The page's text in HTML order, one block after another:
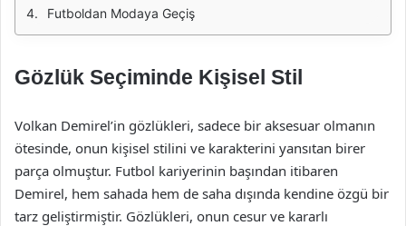
Futboldan Modaya Geçiş
Gözlük Seçiminde Kişisel Stil
Volkan Demirel’in gözlükleri, sadece bir aksesuar olmanın
ötesinde, onun kişisel stilini ve karakterini yansıtan birer
parça olmuştur. Futbol kariyerinin başından itibaren
Demirel, hem sahada hem de saha dışında kendine özgü bir
tarz geliştirmiştir. Gözlükleri, onun cesur ve kararlı